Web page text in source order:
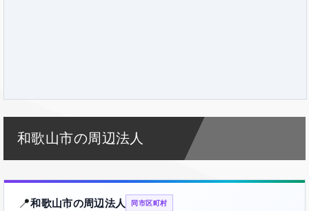
和歌山市の周辺法人
📍和歌山市の周辺法人 同市区町村